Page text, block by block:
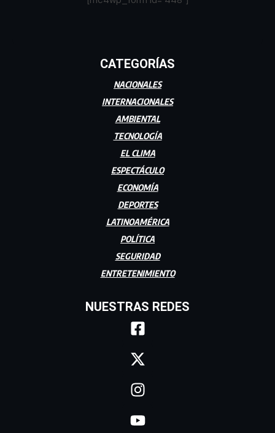
CATEGORÍAS
NACIONALES
INTERNACIONALES
AMBIENTAL
TECNOLOGÍA
EL CLIMA
ESPECTÁCULO
ECONOMÍA
DEPORTES
LATINOAMÉRICA
POLÍTICA
SEGURIDAD
ENTRETENIMIENTO
NUESTRAS REDES